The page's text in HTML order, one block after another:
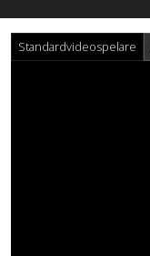
Standardvideospelare